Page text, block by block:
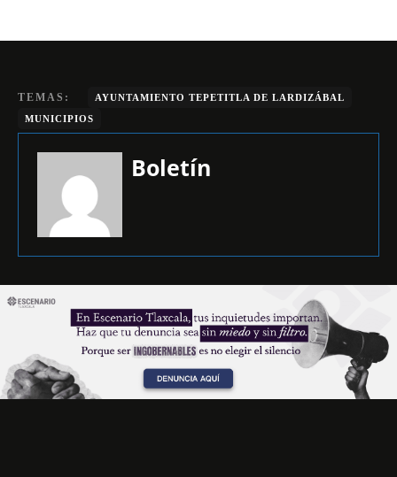
TEMAS:
AYUNTAMIENTO TEPETITLA DE LARDIZÁBAL
MUNICIPIOS
Boletín